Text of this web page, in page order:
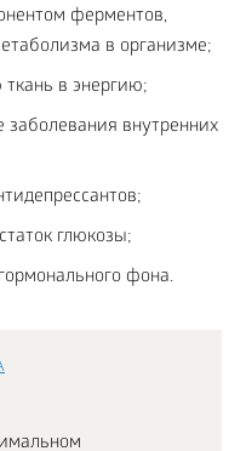
ферментов,
в организме;
в энергию;
внутренних
глюкозы;
фона.